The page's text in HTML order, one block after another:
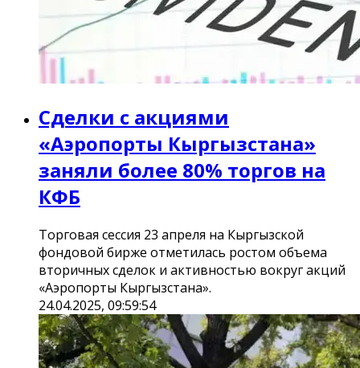
Сделки с акциями
«‎Аэропорты Кыргызстана»
заняли более 80% торгов на
КФБ
Торговая сессия 23 апреля на Кыргызской
фондовой бирже отметилась ростом объема
вторичных сделок и активностью вокруг акций
«‎Аэропорты Кыргызстана»‎.
24.04.2025, 09:59:54